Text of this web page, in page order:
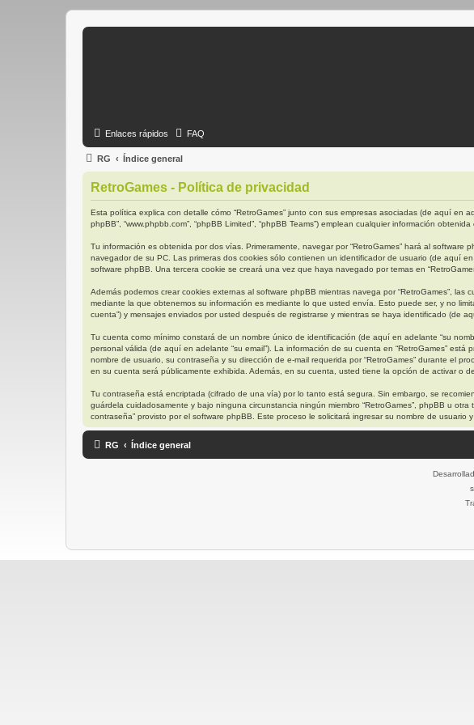
Enlaces rápidos FAQ
RG Índice general
RetroGames - Política de privacidad
Esta política explica con detalle cómo “RetroGames” junto con sus empresas asociadas (de aquí en
phpBB”, “www.phpbb.com”, “phpBB Limited”, “phpBB Teams”) emplean cualquier información
Tu información es obtenida por dos vías. Primeramente, navegar por “RetroGames” hará al
navegador de su PC. Las primeras dos cookies sólo contienen un identificador de usuario (de aquí
software phpBB. Una tercera cookie se creará una vez que haya navegado por temas en
Además podemos crear cookies externas al software phpBB mientras navega por “RetroGames”,
mediante la que obtenemos su información es mediante lo que usted envía. Esto puede ser, y no
cuenta”) y mensajes enviados por usted después de registrarse y mientras se haya identificado (de
Tu cuenta como mínimo constará de un nombre único de identificación (de aquí en adelante “su
personal válida (de aquí en adelante “su email”). La información de su cuenta en “RetroGames”
nombre de usuario, su contraseña y su dirección de e-mail requerida por “RetroGames” durante el
en su cuenta será públicamente exhibida. Además, en su cuenta, usted tiene la opción de activar o
Tu contraseña está encriptada (cifrado de una vía) por lo tanto está segura. Sin embargo, se
guárdela cuidadosamente y bajo ninguna circunstancia ningún miembro “RetroGames”, phpBB u
contraseña” provisto por el software phpBB. Este proceso le solicitará ingresar su nombre de
RG Índice general